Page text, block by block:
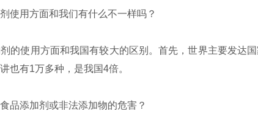
使用方面和我们有什么不一样吗？
的使用方面和我国有较大的区别。首先，世界主要发达
也有1万多种，是我国4倍。
品添加剂或非法添加物的危害？